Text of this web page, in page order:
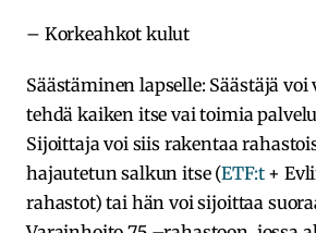
– Korkeahkot kulut
Säästäminen lapselle: Säästäjä
tehdä kaiken itse vai toimia
Sijoittaja voi siis rakentaa
hajautetun salkun itse (ETF:t+
rahastot) tai hän voi sijoittaa